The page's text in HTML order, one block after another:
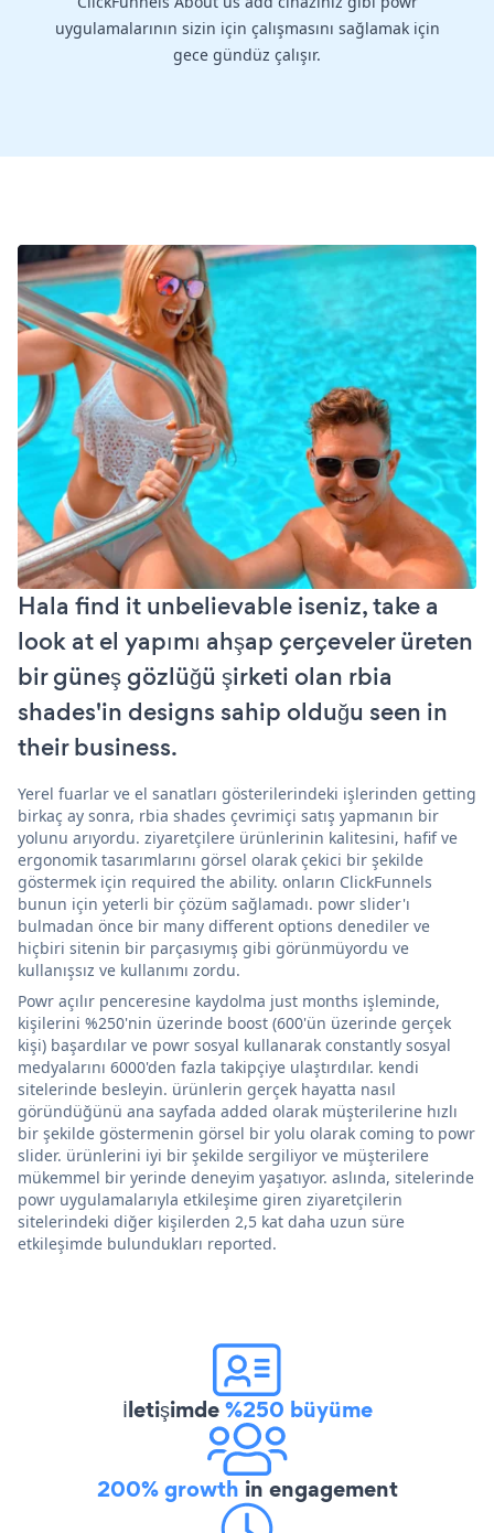
uygulamalarının sizin için çalışmasını sağlamak için
gece gündüz çalışır.
Hala find it unbelievable iseniz, take a
look at el yapımı ahşap çerçeveler üreten
bir güneş gözlüğü şirketi olan rbia
shades'in designs sahip olduğu seen in
their business.
Yerel fuarlar ve el sanatları gösterilerindeki işlerinden getting
birkaç ay sonra, rbia shades çevrimiçi satış yapmanın bir
yolunu arıyordu. ziyaretçilere ürünlerinin kalitesini, hafif ve
ergonomik tasarımlarını görsel olarak çekici bir şekilde
göstermek için required the ability. onların ClickFunnels
bunun için yeterli bir çözüm sağlamadı. powr slider'ı
bulmadan önce bir many different options denediler ve
hiçbiri sitenin bir parçasıymış gibi görünmüyordu ve
kullanışsız ve kullanımı zordu.
Powr açılır penceresine kaydolma just months işleminde,
kişilerini %250'nin üzerinde boost (600'ün üzerinde gerçek
kişi) başardılar ve powr sosyal kullanarak constantly sosyal
medyalarını 6000'den fazla takipçiye ulaştırdılar. kendi
sitelerinde besleyin. ürünlerin gerçek hayatta nasıl
göründüğünü ana sayfada added olarak müşterilerine hızlı
bir şekilde göstermenin görsel bir yolu olarak coming to powr
slider. ürünlerini iyi bir şekilde sergiliyor ve müşterilere
mükemmel bir yerinde deneyim yaşatıyor. aslında, sitelerinde
powr uygulamalarıyla etkileşime giren ziyaretçilerin
sitelerindeki diğer kişilerden 2,5 kat daha uzun süre
etkileşimde bulundukları reported.
İletişimde%250 büyüme
200% growth in engagement